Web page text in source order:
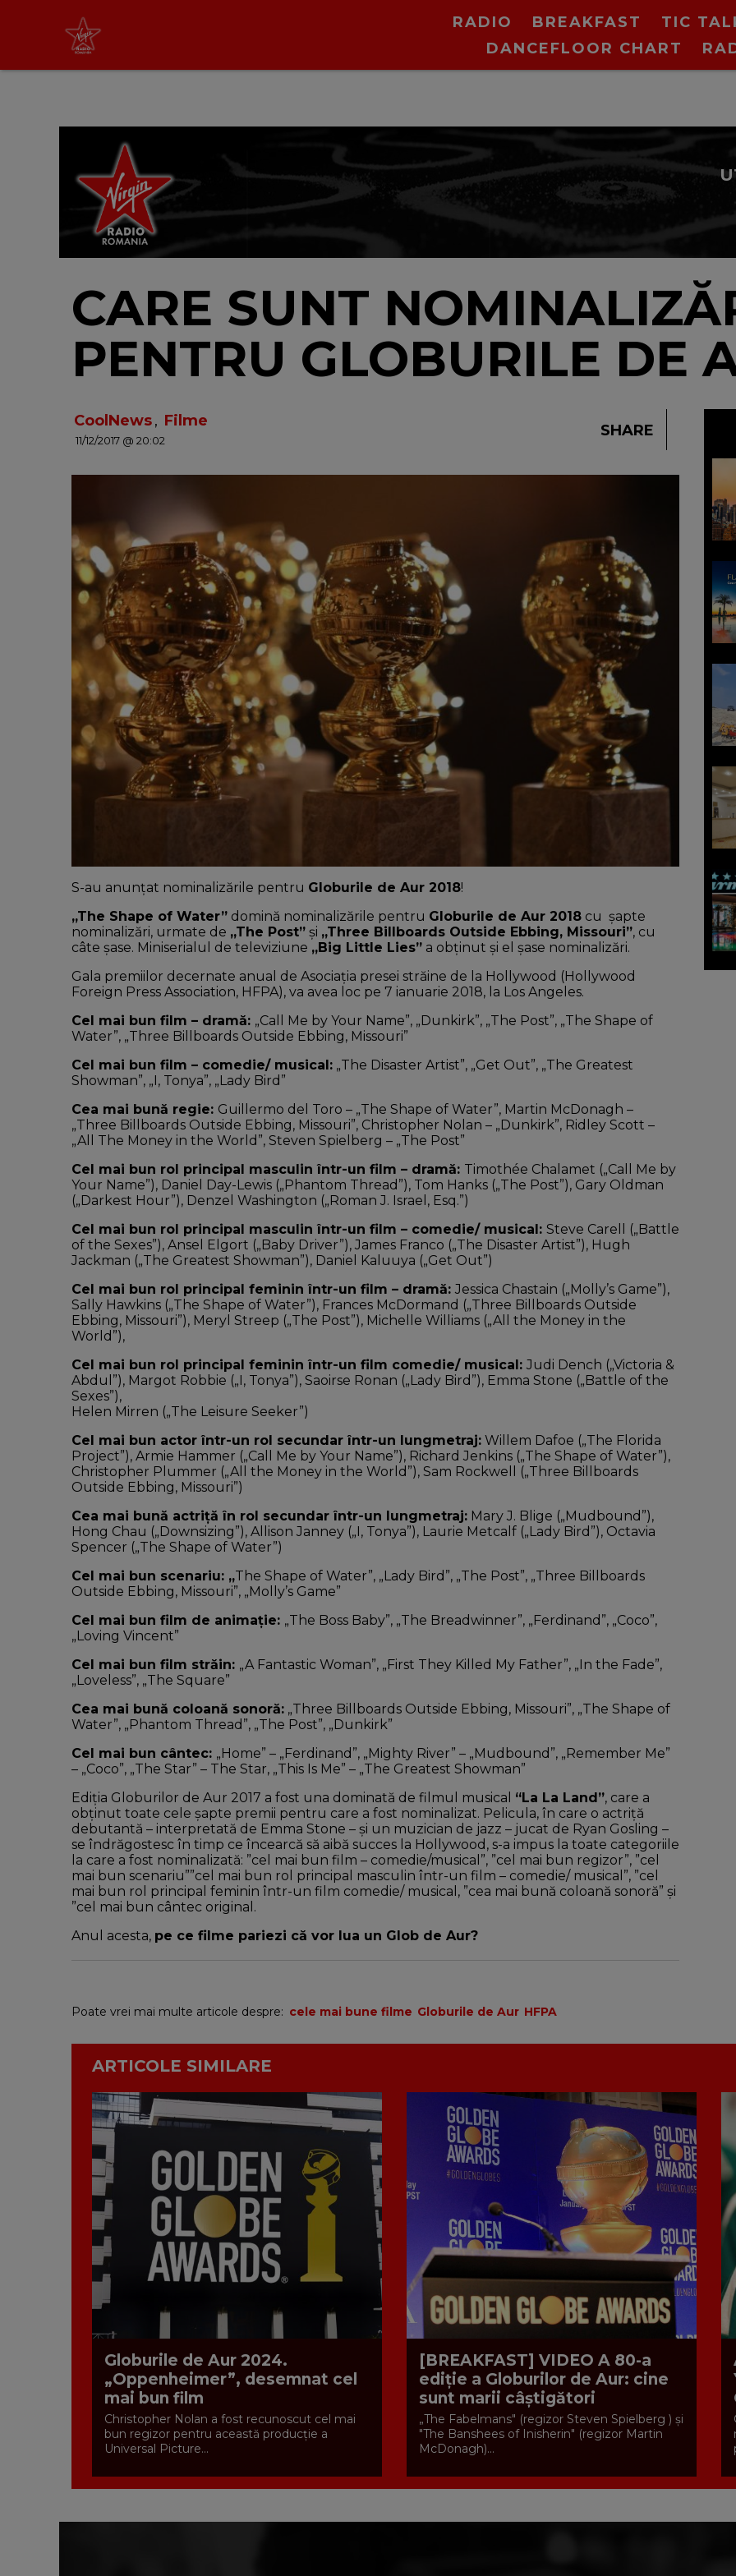
RADIO BREAKFAST TIC
DANCEFLOOR CHART
CARE SUNT
PENTRU GLOBURILE DE
CoolNews, Filme
11/12/2017 @ 20:02
SHARE
S-au anunțat nominalizările pentru Globurile de Aur 2018!
„The Shape of Water” domină nominalizările pentru Globurile de Aur 2018 cu șapte
nominalizări, urmate de „The Post” și „Three Billboards Outside Ebbing, Missouri”, cu
câte șase. Miniserialul de televiziune „Big Little Lies” a obținut și el șase nominalizări.
Gala premiilor decernate anual de Asociația presei străine de la Hollywood (Hollywood
Foreign Press Association, HFPA), va avea loc pe 7 ianuarie 2018, la Los Angeles.
Cel mai bun film – dramă: „Call Me by Your Name”, „Dunkirk”, „The Post”, „The Shape of
Water”, „Three Billboards Outside Ebbing, Missouri”
Cel mai bun film – comedie/ musical: „The Disaster Artist”, „Get Out”, „The Greatest
Showman”, „I, Tonya”, „Lady Bird”
Cea mai bună regie: Guillermo del Toro – „The Shape of Water”, Martin McDonagh –
„Three Billboards Outside Ebbing, Missouri”, Christopher Nolan – „Dunkirk”, Ridley Scott –
„All The Money in the World”, Steven Spielberg – „The Post”
Cel mai bun rol principal masculin într-un film – dramă: Timothée Chalamet („Call Me by
Your Name”), Daniel Day-Lewis („Phantom Thread”), Tom Hanks („The Post”), Gary Oldman
(„Darkest Hour”), Denzel Washington („Roman J. Israel, Esq.”)
Cel mai bun rol principal masculin într-un film – comedie/ musical: Steve Carell („Battle
of the Sexes”), Ansel Elgort („Baby Driver”), James Franco („The Disaster Artist”), Hugh
Jackman („The Greatest Showman”), Daniel Kaluuya („Get Out”)
Cel mai bun rol principal feminin într-un film – dramă: Jessica Chastain („Molly’s Game”),
Sally Hawkins („The Shape of Water”), Frances McDormand („Three Billboards Outside
Ebbing, Missouri”), Meryl Streep („The Post”), Michelle Williams („All the Money in the
World”),
Cel mai bun rol principal feminin într-un film comedie/ musical: Judi Dench („Victoria &
Abdul”), Margot Robbie („I, Tonya”), Saoirse Ronan („Lady Bird”), Emma Stone („Battle of the
Sexes”),
Helen Mirren („The Leisure Seeker”)
Cel mai bun actor într-un rol secundar într-un lungmetraj: Willem Dafoe („The Florida
Project”), Armie Hammer („Call Me by Your Name”), Richard Jenkins („The Shape of Water”),
Christopher Plummer („All the Money in the World”), Sam Rockwell („Three Billboards
Outside Ebbing, Missouri”)
Cea mai bună actriță în rol secundar într-un lungmetraj: Mary J. Blige („Mudbound”),
Hong Chau („Downsizing”), Allison Janney („I, Tonya”), Laurie Metcalf („Lady Bird”), Octavia
Spencer („The Shape of Water”)
Cel mai bun scenariu: „The Shape of Water”, „Lady Bird”, „The Post”, „Three Billboards
Outside Ebbing, Missouri”, „Molly’s Game”
Cel mai bun film de animație: „The Boss Baby”, „The Breadwinner”, „Ferdinand”, „Coco”,
„Loving Vincent”
Cel mai bun film străin: „A Fantastic Woman”, „First They Killed My Father”, „In the Fade”,
„Loveless”, „The Square”
Cea mai bună coloană sonoră: „Three Billboards Outside Ebbing, Missouri”, „The Shape of
Water”, „Phantom Thread”, „The Post”, „Dunkirk”
Cel mai bun cântec: „Home” – „Ferdinand”, „Mighty River” – „Mudbound”, „Remember Me”
– „Coco”, „The Star” – The Star, „This Is Me” – „The Greatest Showman”
Ediția Globurilor de Aur 2017 a fost una dominată de filmul musical “La La Land”, care a
obținut toate cele șapte premii pentru care a fost nominalizat. Pelicula, în care o actriţă
debutantă – interpretată de Emma Stone – şi un muzician de jazz – jucat de Ryan Gosling –
se îndrăgostesc în timp ce încearcă să aibă succes la Hollywood, s-a impus la toate categoriile
la care a fost nominalizată: ”cel mai bun film – comedie/musical”, ”cel mai bun regizor”, ”cel
mai bun scenariu””cel mai bun rol principal masculin într-un film – comedie/ musical”, ”cel
mai bun rol principal feminin într-un film comedie/ musical, ”cea mai bună coloană sonoră” şi
”cel mai bun cântec original.
Anul acesta, pe ce filme pariezi că vor lua un Glob de Aur?
Poate vrei mai multe articole despre: cele mai bune filme Globurile de Aur HFPA
ARTICOLE SIMILARE
Globurile de Aur 2024.
„Oppenheimer”, desemnat cel
mai bun film
Christopher Nolan a fost recunoscut cel mai
bun regizor pentru această producţie a
Universal Picture...
[BREAKFAST] VIDEO A 80-a
ediție a Globurilor de Aur: cine
sunt marii câștigători
„The Fabelmans" (regizor Steven Spielberg ) şi
"The Banshees of Inisherin" (regizor Martin
McDonagh)...